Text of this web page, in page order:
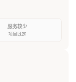
服务较少
项目既定